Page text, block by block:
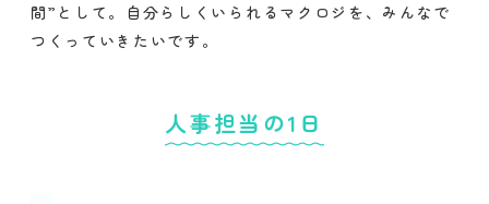
間”として。自分らしくいられるマクロジを、みんなで
つくっていきたいです。
人事担当の1日